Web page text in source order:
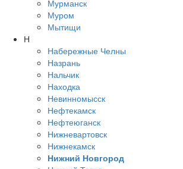
Мурманск
Муром
Мытищи
Н
Набережные Челны
Назрань
Нальчик
Находка
Невинномысск
Нефтекамск
Нефтеюганск
Нижневартовск
Нижнекамск
Нижний Новгород